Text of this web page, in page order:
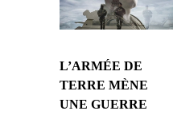
L’ARMÉE DE
TERRE MÈNE
UNE GUERRE